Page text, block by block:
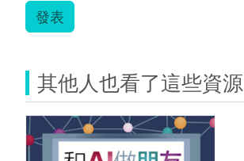
發表
其他人也看了這些資源